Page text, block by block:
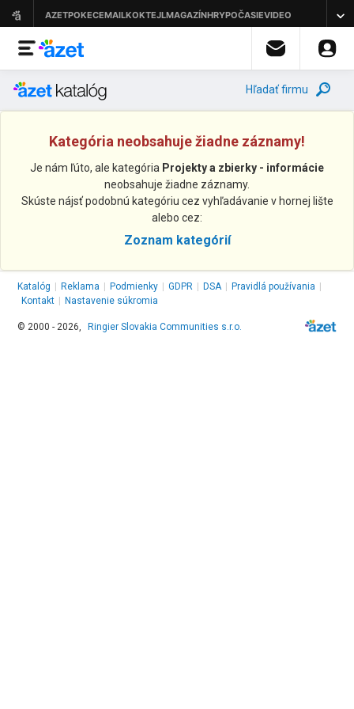
Hľadať firmu
Kategória neobsahuje žiadne záznamy!
Je nám ľúto, ale kategória Projekty a zbierky - informácie
neobsahuje žiadne záznamy.
Skúste nájsť podobnú kategóriu cez vyhľadávanie v hornej lište
alebo cez:
Zoznam kategórií
Katalóg Reklama Podmienky GDPR DSA Pravidlá používania
Kontakt
Nastavenie súkromia
© 2000 - 2026, Ringier Slovakia Communities s.r.o.